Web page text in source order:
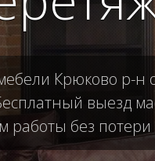
Крюково р-н
выезд
работы без потери